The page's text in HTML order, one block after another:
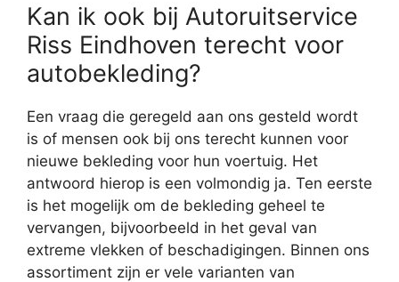
Kan ik ook bij Autoruitservice
Riss Eindhoven terecht voor
autobekleding?
Een vraag die geregeld aan ons gesteld wordt
is of mensen ook bij ons terecht kunnen voor
nieuwe bekleding voor hun voertuig. Het
antwoord hierop is een volmondig ja. Ten eerste
is het mogelijk om de bekleding geheel te
vervangen, bijvoorbeeld in het geval van
extreme vlekken of beschadigingen. Binnen ons
assortiment zijn er vele varianten van